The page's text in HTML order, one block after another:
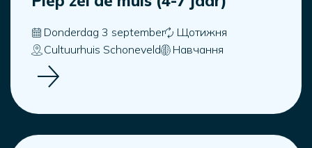
Donderdag 3 september
Щотижня
Cultuurhuis Schoneveld
Навчання